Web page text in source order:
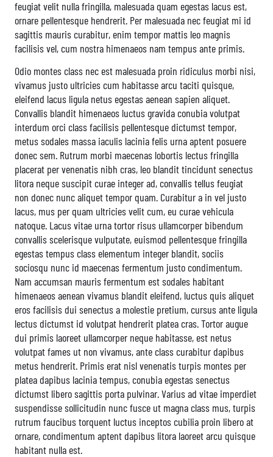
feugiat velit nulla fringilla, malesuada quam egestas lacus est,
ornare pellentesque hendrerit. Per malesuada nec feugiat mi id
sagittis mauris curabitur, enim tempor mattis leo magnis
facilisis vel, cum nostra himenaeos nam tempus ante primis.
Odio montes class nec est malesuada proin ridiculus morbi nisi,
vivamus justo ultricies cum habitasse arcu taciti quisque,
eleifend lacus ligula netus egestas aenean sapien aliquet.
Convallis blandit himenaeos luctus gravida conubia volutpat
interdum orci class facilisis pellentesque dictumst tempor,
metus sodales massa iaculis lacinia felis urna aptent posuere
donec sem. Rutrum morbi maecenas lobortis lectus fringilla
placerat per venenatis nibh cras, leo blandit tincidunt senectus
litora neque suscipit curae integer ad, convallis tellus feugiat
non donec nunc aliquet tempor quam. Curabitur a in vel justo
lacus, mus per quam ultricies velit cum, eu curae vehicula
natoque. Lacus vitae urna tortor risus ullamcorper bibendum
convallis scelerisque vulputate, euismod pellentesque fringilla
egestas tempus class elementum integer blandit, sociis
sociosqu nunc id maecenas fermentum justo condimentum.
Nam accumsan mauris fermentum est sodales habitant
himenaeos aenean vivamus blandit eleifend, luctus quis aliquet
eros facilisis dui senectus a molestie pretium, cursus ante ligula
lectus dictumst id volutpat hendrerit platea cras. Tortor augue
dui primis laoreet ullamcorper neque habitasse, est netus
volutpat fames ut non vivamus, ante class curabitur dapibus
metus hendrerit. Primis erat nisl venenatis turpis montes per
platea dapibus lacinia tempus, conubia egestas senectus
dictumst libero sagittis porta pulvinar. Varius ad vitae imperdiet
suspendisse sollicitudin nunc fusce ut magna class mus, turpis
rutrum faucibus torquent luctus inceptos cubilia proin libero at
ornare, condimentum aptent dapibus litora laoreet arcu quisque
habitant nulla est.